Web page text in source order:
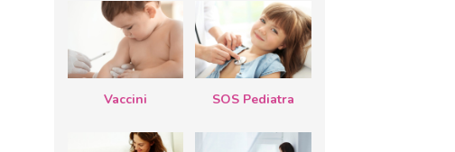
Vaccini SOS Pediatra